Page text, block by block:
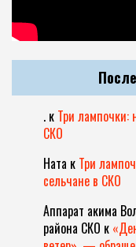
. к Три лампочки:
СКО
Ната к Три
сельчане в СКО
Аппарат акима
района СКО к